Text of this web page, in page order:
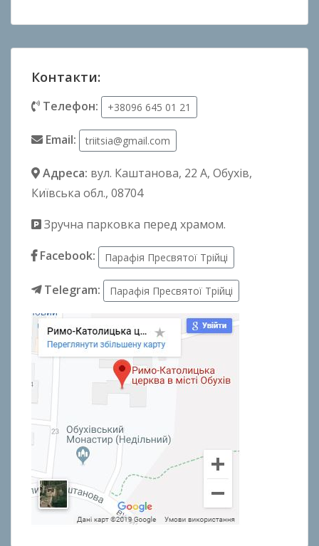
Контакти:
Телефон: +38096 645 01 21
Email: triitsia@gmail.com
Адреса: вул. Каштанова, 22 А, Обухів,
Київська обл., 08704
Зручна парковка перед храмом.
Facebook:
Парафія Пресвятої Трійці
Telegram: Парафія Пресвятої Трійці